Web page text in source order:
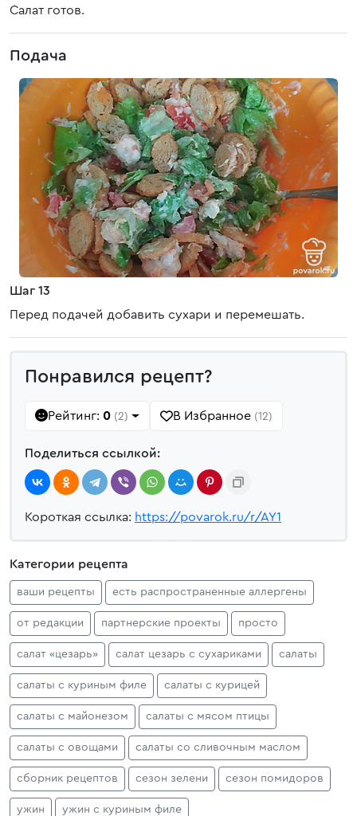
Салат готов.
Подача
Шаг 13
Перед подачей добавить сухари и перемешать.
Понравился рецепт?
Рейтинг: 0 (2) В Избранное (12)
Поделиться ссылкой:
Короткая ссылка: https://povarok.ru/r/AY1
Категории рецепта
ваши рецепты есть распространенные аллергены
от редакции партнерские проекты просто
салат «цезарь» салат цезарь с сухариками салаты
салаты с куриным филе салаты с курицей
салаты с майонезом салаты с мясом птицы
салаты с овощами салаты со сливочным маслом
сборник рецептов сезон зелени сезон помидоров
ужин ужин с куриным филе